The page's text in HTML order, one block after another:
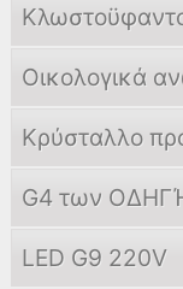
Οικολογικά
Κρύσταλλο
G4 των
LED G9 220V